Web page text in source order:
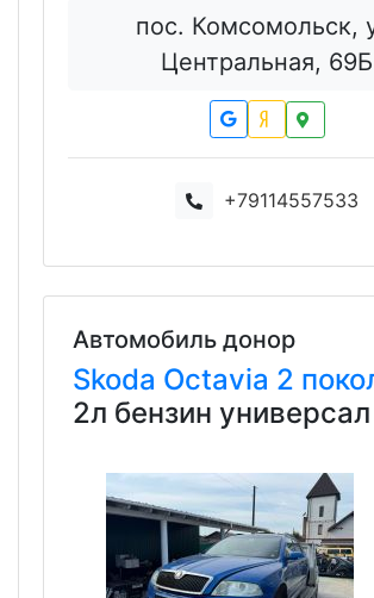
пос. Комсомольск,
Центральная, 69Б
+79114557533
Автомобиль донор
Skoda Octavia 2
2л бензин универсал